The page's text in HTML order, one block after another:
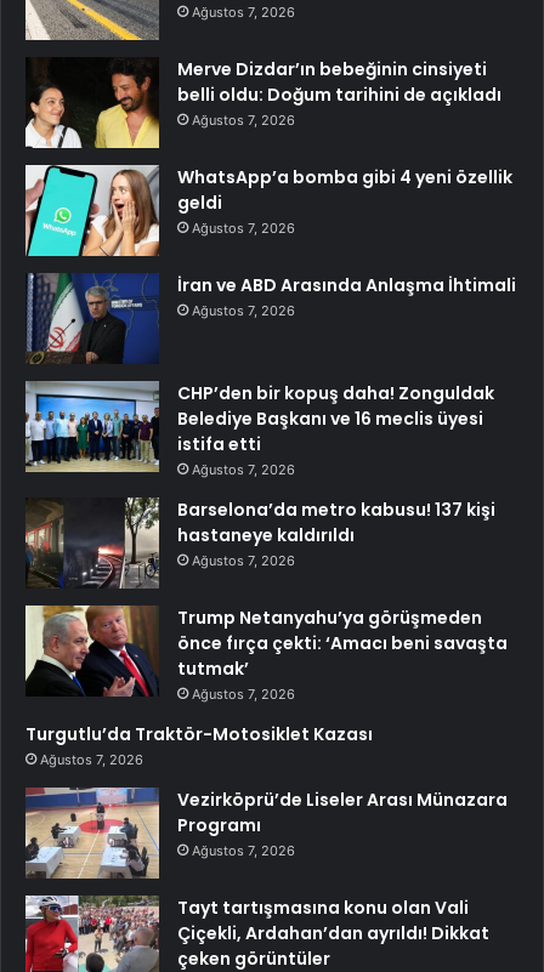
Ağustos 7, 2026
Merve Dizdar’ın bebeğinin cinsiyeti
belli oldu: Doğum tarihini de açıkladı
Ağustos 7, 2026
WhatsApp’a bomba gibi 4 yeni özellik
geldi
Ağustos 7, 2026
İran ve ABD Arasında Anlaşma İhtimali
Ağustos 7, 2026
CHP’den bir kopuş daha! Zonguldak
Belediye Başkanı ve 16 meclis üyesi
istifa etti
Ağustos 7, 2026
Barselona’da metro kabusu! 137 kişi
hastaneye kaldırıldı
Ağustos 7, 2026
Trump Netanyahu’ya görüşmeden
önce fırça çekti: ‘Amacı beni savaşta
tutmak’
Ağustos 7, 2026
Turgutlu’da Traktör-Motosiklet Kazası
Ağustos 7, 2026
Vezirköprü’de Liseler Arası Münazara
Programı
Ağustos 7, 2026
Tayt tartışmasına konu olan Vali
Çiçekli, Ardahan’dan ayrıldı! Dikkat
çeken görüntüler